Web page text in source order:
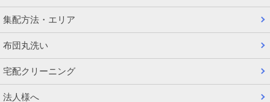
集配方法・エリア
布団丸洗い
宅配クリーニング
法人様へ